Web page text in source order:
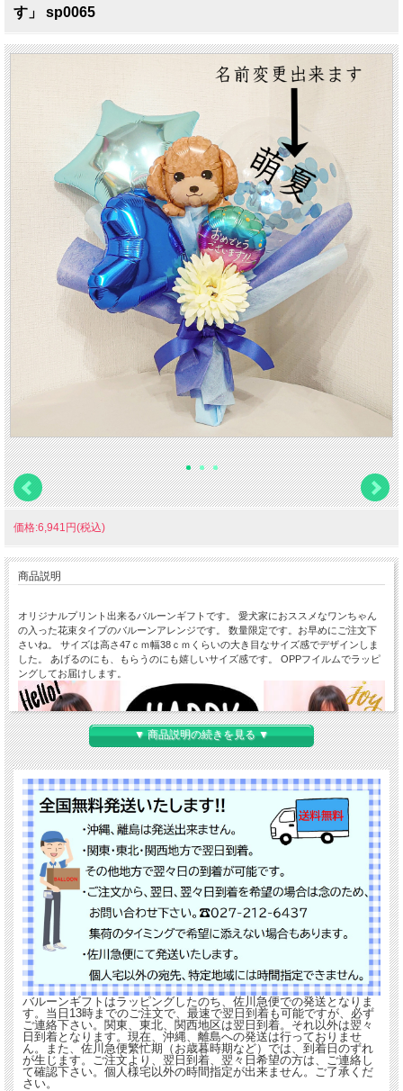
す」 sp0065
価格:6,941円(税込)
商品説明
オリジナルプリント出来るバルーンギフトです。 愛犬家におススメなワンちゃん
の入った花束タイプのバルーンアレンジです。 数量限定です。お早めにご注文下
さいね。 サイズは高さ47ｃｍ幅38ｃｍくらいの大き目なサイズ感でデザインしま
した。 あげるのにも、もらうのにも嬉しいサイズ感です。 OPPフイルムでラッピ
ングしてお届けします。
▼ 商品説明の続きを見る ▼
バルーンギフトはラッピングしたのち、佐川急便での発送となりま
す。当日13時までのご注文で、最速で翌日到着も可能ですが、必ず
ご連絡下さい。関東、東北、関西地区は翌日到着。それ以外は翌々
日到着となります。現在、沖縄、離島への発送は行っておりませ
ん。また、佐川急便繁忙期（お歳暮時期など）では、到着日のずれ
が生じます。ご注文より、翌日到着、翌々日希望の方は、ご連絡し
て確認下さい。個人様宅以外の時間指定が出来ません。ご了承くだ
さい。